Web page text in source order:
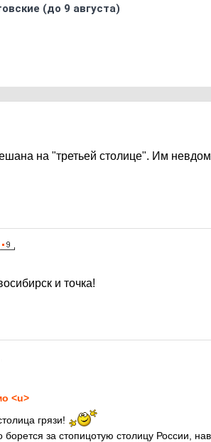
(до 9 августа)
на "третьей столице". Им
и точка!
<u>
грязи!
борется за стопицотую столицу России,